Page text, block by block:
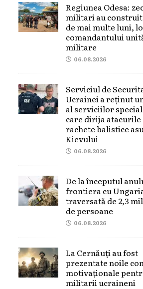
Regiunea Odesa:
militari au
de mai multe luni,
comandantului
militare
06.08.2026
Serviciul de
Ucrainei a reținut
al serviciilor
care dirija atacurile
rachete balistice
Kievului
06.08.2026
De la începutul
frontiera cu
traversată de 2,3
de persoane
06.08.2026
La Cernăuți au fost
prezentate noile
motivaționale
militarii ucraineni